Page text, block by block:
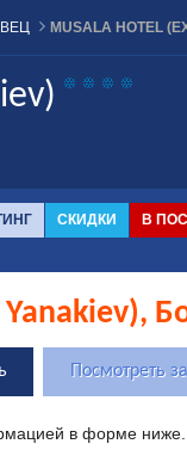
MUSALA HOTEL
СКИДКИ В
Посмотреть
в форме ниже.